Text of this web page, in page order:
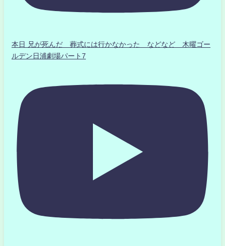
本日 兄が死んだ 葬式には行かなかった などなど 木曜ゴー
ルデン日浦劇場パート7